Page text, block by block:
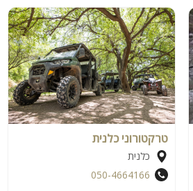
טרקטורוני כלנית
כלנית
050-4664166